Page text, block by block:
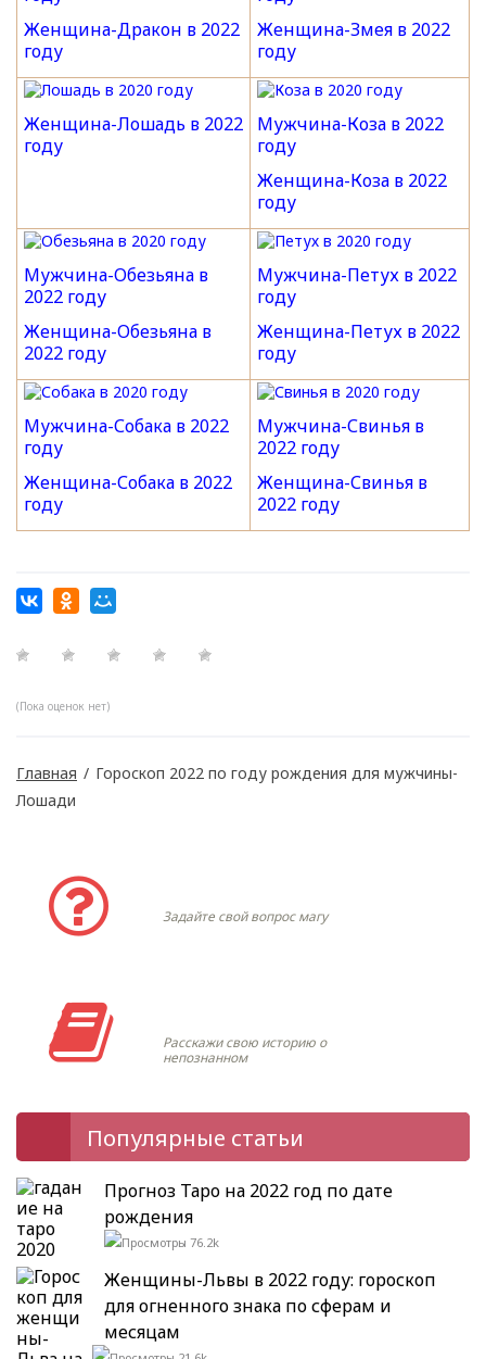
Женщина-Дракон в 2022
году
Женщина-Змея в 2022
году
Женщина-Лошадь в 2022
году
Мужчина-Коза в 2022
году
Женщина-Коза в 2022
году
Мужчина-Обезьяна в
2022 году
Женщина-Обезьяна в
2022 году
Мужчина-Петух в 2022
году
Женщина-Петух в 2022
году
Мужчина-Собака в 2022
году
Женщина-Собака в 2022
году
Мужчина-Свинья в
2022 году
Женщина-Свинья в
2022 году
(Пока оценок нет)
Главная / Гороскоп 2022 по году рождения для мужчины-
Лошади
Задайте свой вопрос магу
Расскажи свою историю о
непознанном
Популярные статьи
Прогноз Таро на 2022 год по дате
рождения
76.2k
Женщины-Львы в 2022 году: гороскоп
для огненного знака по сферам и
месяцам